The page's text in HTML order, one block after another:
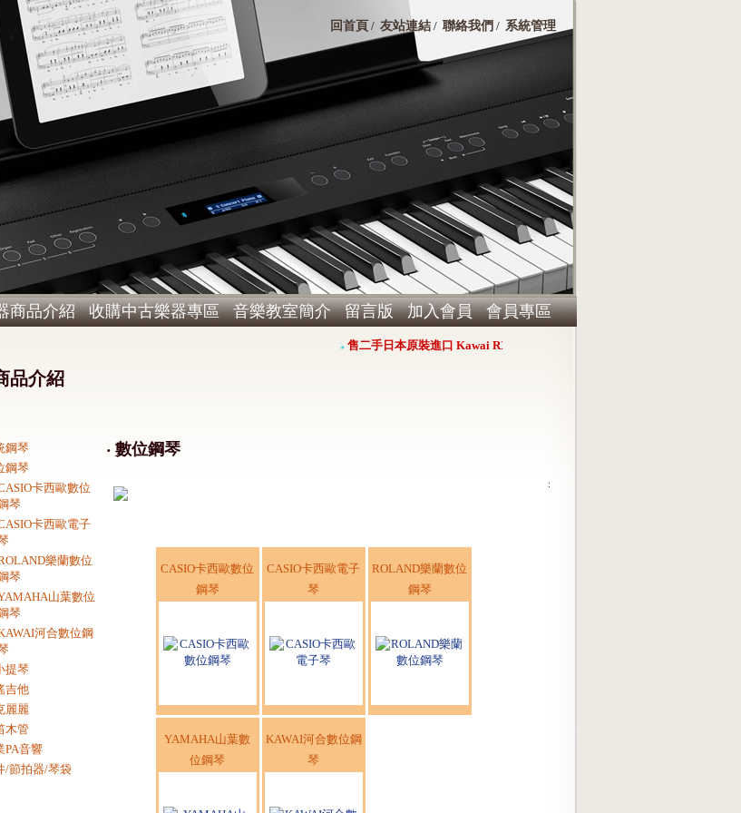
回首頁 / 友站連結 / 聯絡我們 / 系統管理
商品介紹 收購中古樂器專區 音樂教室簡介 留言版 加入會員 會員專區
售二手日本原裝進口 Kawai RX-3演奏平台鋼琴，心動價 $360000
品介紹
鋼琴
鋼琴
卡西歐數位
琴
卡西歐電子
樂蘭數位
琴
山葉數位
琴
河合數位鋼
提琴
吉他
麗麗
木管
PA音響
/節拍器/琴袋
‧ 數位鋼琴
CASIO卡西歐數位
鋼琴
CASIO卡西歐電子
琴
ROLAND樂蘭數位
鋼琴
YAMAHA山葉數
位鋼琴
KAWAI河合數位鋼
琴